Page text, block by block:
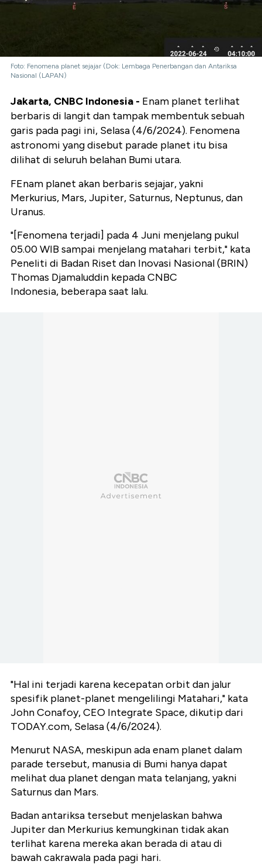
Foto: Fenomena planet sejajar (Dok: Lembaga Penerbangan dan Antariksa
Nasional (LAPAN)
Jakarta, CNBC Indonesia - Enam planet terlihat
berbaris di langit dan tampak membentuk sebuah
garis pada pagi ini, Selasa (4/6/2024). Fenomena
astronomi yang disebut parade planet itu bisa
dilihat di seluruh belahan Bumi utara.
FEnam planet akan berbaris sejajar, yakni
Merkurius, Mars, Jupiter, Saturnus, Neptunus, dan
Uranus.
"[Fenomena terjadi] pada 4 Juni menjelang pukul
05.00 WIB sampai menjelang matahari terbit," kata
Peneliti di Badan Riset dan Inovasi Nasional (BRIN)
Thomas Djamaluddin kepada CNBC
Indonesia, beberapa saat lalu.
"Hal ini terjadi karena kecepatan orbit dan jalur
spesifik planet-planet mengelilingi Matahari," kata
John Conafoy, CEO Integrate Space, dikutip dari
TODAY.com, Selasa (4/6/2024).
Menurut NASA, meskipun ada enam planet dalam
parade tersebut, manusia di Bumi hanya dapat
melihat dua planet dengan mata telanjang, yakni
Saturnus dan Mars.
Badan antariksa tersebut menjelaskan bahwa
Jupiter dan Merkurius kemungkinan tidak akan
terlihat karena mereka akan berada di atau di
bawah cakrawala pada pagi hari.